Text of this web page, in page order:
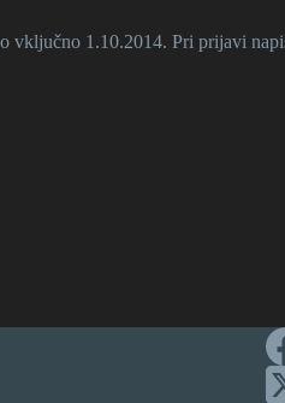
vključno 1.10.2014. Pri prijavi